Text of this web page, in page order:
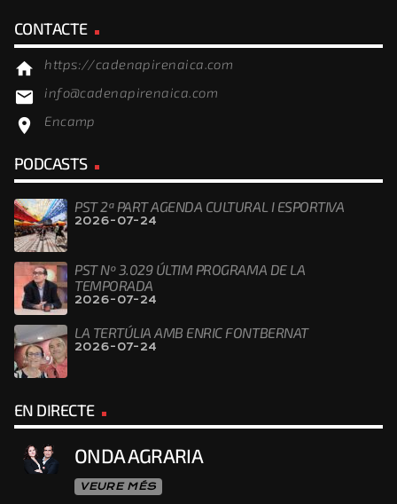
CONTACTE
home https://cadenapirenaica.com
email info@cadenapirenaica.com
location_on Encamp
PODCASTS
PST 2ª PART AGENDA CULTURAL I ESPORTIVA
2026-07-24
PST Nº 3.029 ÚLTIM PROGRAMA DE LA
TEMPORADA
2026-07-24
LA TERTÚLIA AMB ENRIC FONTBERNAT
2026-07-24
EN DIRECTE
ONDA AGRARIA
VEURE MÉS